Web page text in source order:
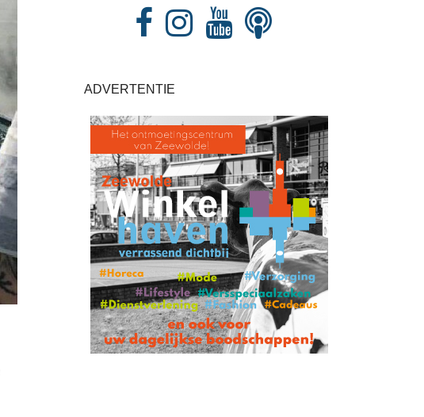
ADVERTENTIE